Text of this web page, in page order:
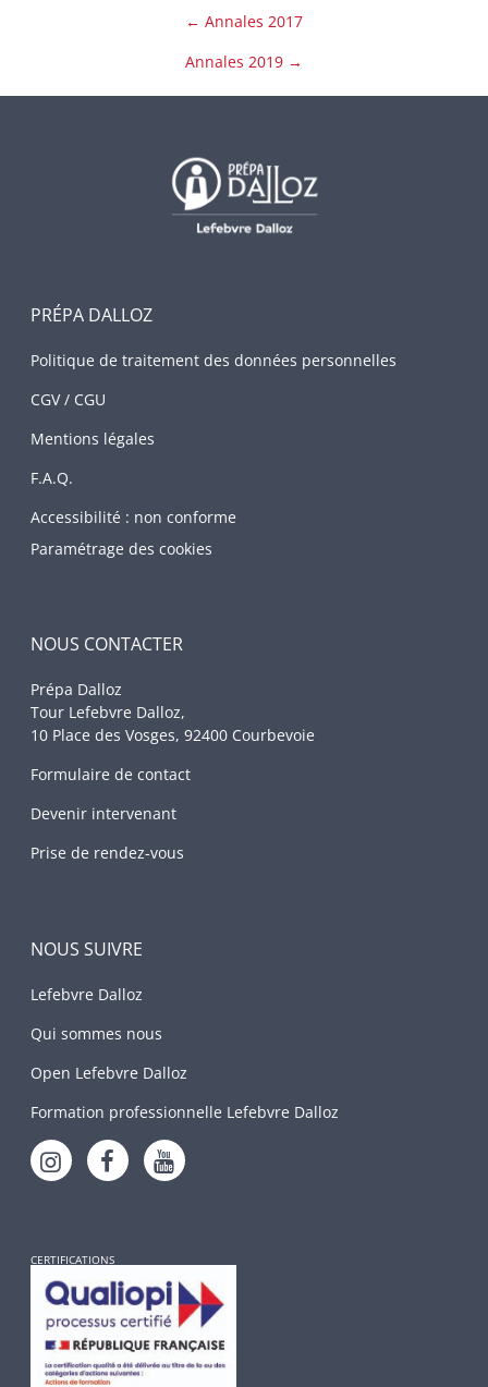
← Annales 2017
Annales 2019 →
PRÉPA DALLOZ
Politique de traitement des données personnelles
CGV / CGU
Mentions légales
F.A.Q.
Accessibilité : non conforme
Paramétrage des cookies
NOUS CONTACTER
Prépa Dalloz
Tour Lefebvre Dalloz,
10 Place des Vosges, 92400 Courbevoie
Formulaire de contact
Devenir intervenant
Prise de rendez-vous
NOUS SUIVRE
Lefebvre Dalloz
Qui sommes nous
Open Lefebvre Dalloz
Formation professionnelle Lefebvre Dalloz
CERTIFICATIONS